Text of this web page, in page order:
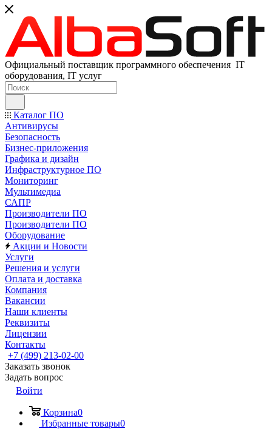
Официальный поставщик программного обеспечения IT
оборудования, IT услуг
Каталог ПО
Антивирусы
Безопасность
Бизнес-приложения
Графика и дизайн
Инфраструктурное ПО
Мониторинг
Мультимедиа
САПР
Производители ПО
Производители ПО
Оборудование
Акции и Новости
Услуги
Решения и услуги
Оплата и доставка
Компания
Вакансии
Наши клиенты
Реквизиты
Лицензии
Контакты
+7 (499) 213-02-00
Заказать звонок
Задать вопрос
Войти
Корзина0
Избранные товары0